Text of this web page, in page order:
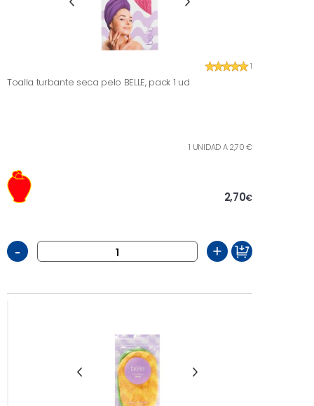
1
Toalla turbante seca pelo BELLE, pack 1 ud
1 UNIDAD A 2,70 €
2,70€
- +